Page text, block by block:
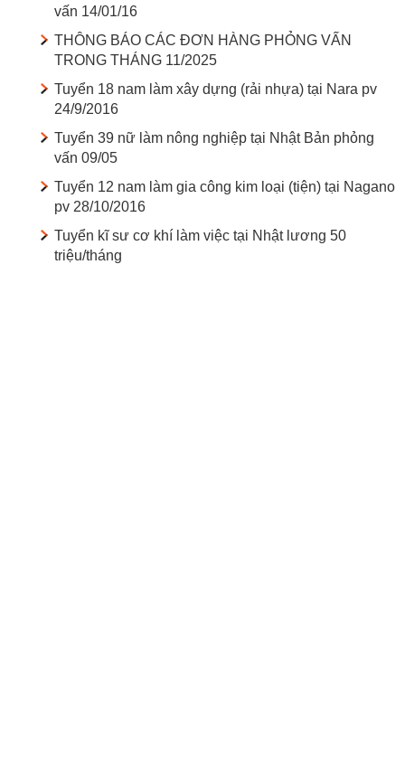
vấn 14/01/16
THÔNG BÁO CÁC ĐƠN HÀNG PHỎNG VẤN
TRONG THÁNG 11/2025
Tuyển 18 nam làm xây dựng (rải nhựa) tại Nara pv
24/9/2016
Tuyển 39 nữ làm nông nghiệp tại Nhật Bản phỏng
vấn 09/05
Tuyển 12 nam làm gia công kim loại (tiện) tại Nagano
pv 28/10/2016
Tuyển kĩ sư cơ khí làm việc tại Nhật lương 50
triệu/tháng